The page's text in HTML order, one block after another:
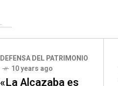
DEFENSA DEL PATRIMONIO
10 years ago
«La Alcazaba es